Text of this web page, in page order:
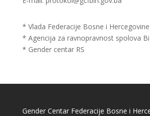
* Vlada Federacije Bosne i Hercegovine
* Agencija za ravnopravnost spolova
* Gender centar RS
Gender Centar Federacije Bosne i